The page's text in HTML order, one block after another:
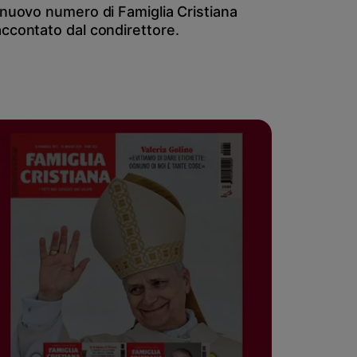
numero di Famiglia Cristiana
dal condirettore.